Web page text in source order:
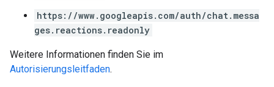
https://www.googleapis.com/auth/chat.messa
ges.reactions.readonly
Weitere Informationen finden Sie im
Autorisierungsleitfaden.